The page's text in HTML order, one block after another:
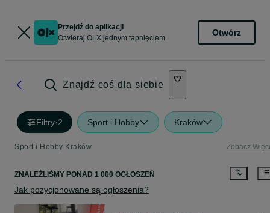
Przejdź do aplikacji
Otwieraj OLX jednym tapnięciem
Otwórz
Znajdź coś dla siebie
Filtry·2 Sport i Hobby Kraków
Sport i Hobby Kraków Zobacz
ZNALEŹLIŚMY PONAD 1 000 OGŁOSZEŃ
Jak pozycjonowane są ogłoszenia?